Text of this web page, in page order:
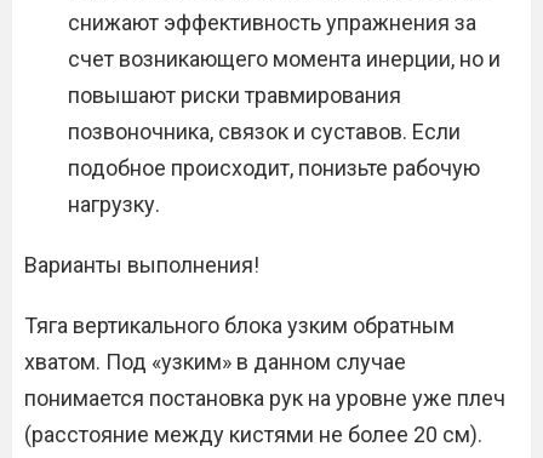
снижают эффективность упражнения за
счет возникающего момента инерции, но и
повышают риски травмирования
позвоночника, связок и суставов. Если
подобное происходит, понизьте рабочую
нагрузку.
Варианты выполнения!
Тяга вертикального блока узким обратным
хватом. Под «узким» в данном случае
понимается постановка рук на уровне уже плеч
(расстояние между кистями не более 20 см).